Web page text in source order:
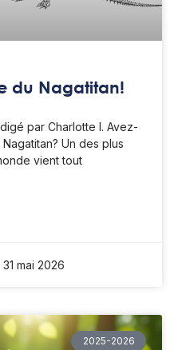
du Nagatitan!
par Charlotte I. Avez-
Un des plus
vient tout
31 mai 2026
2025-2026